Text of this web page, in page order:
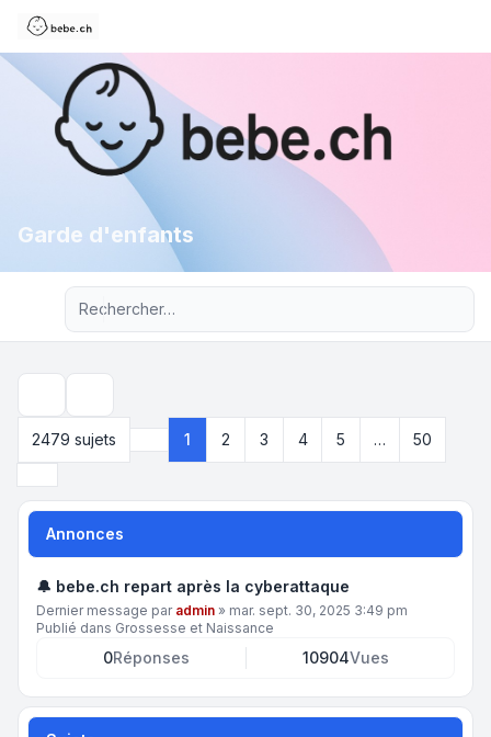
Garde d'enfants
Recherche avancée
2479 sujets
Page 1 sur50
1 2 3 4 5 …
50
Annonces
🔔 bebe.ch repart après la cyberattaque
Dernier message par admin » mar. sept. 30, 2025 3:49 pm
Publié dans Grossesse et Naissance
0Réponses 10904Vues